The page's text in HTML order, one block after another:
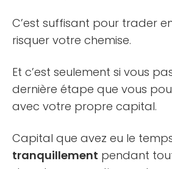
C’est suffisant pour trader
risquer votre chemise.
Et c’est seulement si vous
dernière étape que vous
avec votre propre capital.
Capital que avez eu le
tranquillement pendant